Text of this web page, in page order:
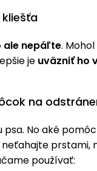
ale nepáľte.
je uväzniť ho
na
No aké
prstami,
používať: